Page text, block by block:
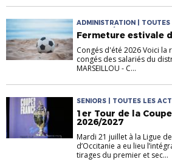
ADMINISTRATION | TOUTES
ACTUALITÉS
Fermeture estivale
Congés d'été 2026 Voici
congés des salariés du
MARSEILLOU - C...
SENIORS | TOUTES LES
1er Tour de la
2026/2027
Mardi 21 juillet à la Ligue
d’Occitanie a eu lieu
tirages du premier et sec...